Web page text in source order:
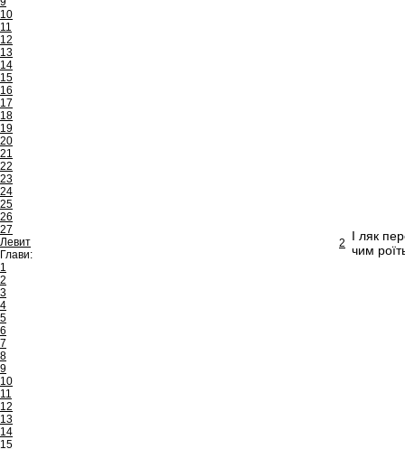
10
11
12
13
14
15
16
17
18
19
20
21
22
23
24
25
26
27
Левит
Глави:
1
2
3
4
5
6
7
8
9
10
11
12
13
14
15
2
І ляк
чим